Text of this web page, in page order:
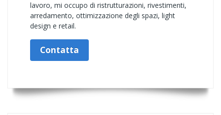
lavoro, mi occupo di ristrutturazioni, rivestimenti,
arredamento, ottimizzazione degli spazi, light
design e retail.
Contatta